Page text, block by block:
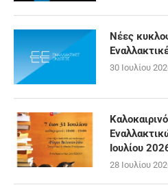
Νέες
30 Ιουλίου
Ιουλίου
28 Ιουλίου